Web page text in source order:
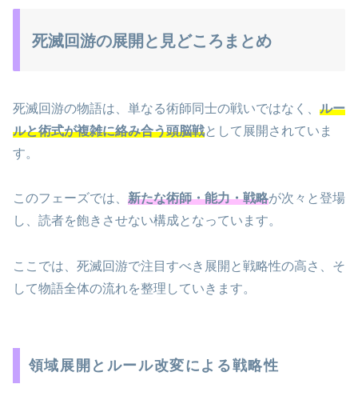
死滅回游の展開と見どころまとめ
死滅回游の物語は、単なる術師同士の戦いではなく、 ルー
ルと術式が複雑に絡み合う頭脳戦として展開されていま
す。
このフェーズでは、 新たな術師・能力・戦略が次々と登場
し、読者を飽きさせない構成となっています。
ここでは、死滅回游で注目すべき展開と戦略性の高さ、そ
して物語全体の流れを整理していきます。
領域展開とルール改変による戦略性